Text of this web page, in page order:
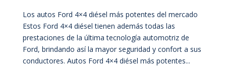
Los autos Ford 4×4 diésel más potentes del mercado
Estos Ford 4×4 diésel tienen además todas las
prestaciones de la última tecnología automotriz de
Ford, brindando así la mayor seguridad y confort a sus
conductores. Autos Ford 4×4 diésel más potentes...